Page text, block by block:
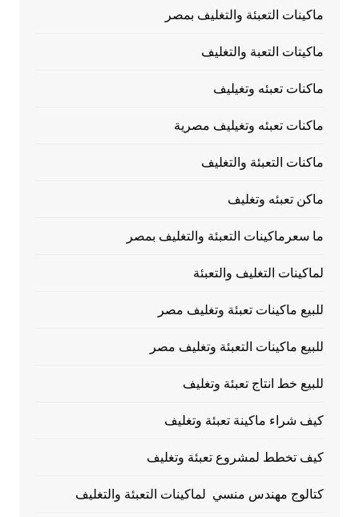
ماكينات التعبئة والتغليف بمصر
ماكيتات التعبة والتغليف
ماكنات تعبئه وتغيليف
ماكنات تعبئه وتغيليف مصرية
ماكنات التعبئة والتغليف
ماكن تعبئه وتغليف
ما سعرماكينات التعبئة والتغليف بمصر
لماكينات التغليف والتعبئة
للبيع ماكينات تعبئة وتغليف مصر
للبيع ماكينات التعبئة وتغليف مصر
للبيع خط انتاج تعبئة وتغليف
كيف شراء ماكينة تعبئة وتغليف
كيف تخطط لمشروع تعبئة وتغليف
كتالوج مهندس منسي لماكينات التعبئة والتغليف